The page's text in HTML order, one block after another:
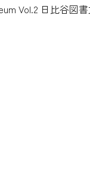
Vol.2 日比谷